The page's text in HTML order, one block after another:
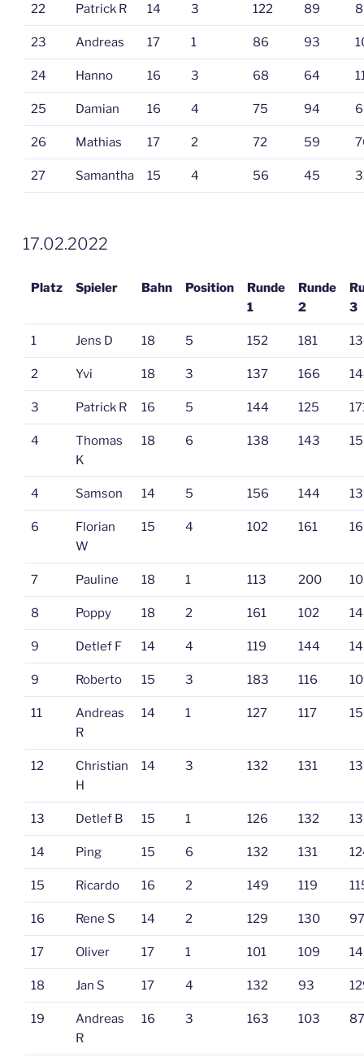
22 Patrick R 14 3 122 89
23 Andreas 17 1 86 93
24 Hanno 16 3 68 64
25 Damian 16 4 75 94
26 Mathias 17 2 72 59
27 Samantha 15 4 56 45
VERÖFFENTLICHT
AM
17.02.2022
Platz Spieler Bahn Position
Runde
1
Runde
2
3
1 Jens D 18 5 152 181
2 Yvi 18 3 137 166
3 Patrick R 16 5 144 125
4
Thomas
K
18 6 138 143
4 Samson 14 5 156 144
6
Florian
W
15 4 102 161
7 Pauline 18 1 113 200
8 Poppy 18 2 161 102
9 Detlef F 14 4 119 144
9 Roberto 15 3 183 116
11
Andreas
R
14 1 127 117
12
Christian
H
14 3 132 131
13 Detlef B 15 1 126 132
14 Ping 15 6 132 131
15 Ricardo 16 2 149 119
16 Rene S 14 2 129 130 97
17 Oliver 17 1 101 109
18 Jan S 17 4 132 93
19
Andreas
R
16 3 163 103 87